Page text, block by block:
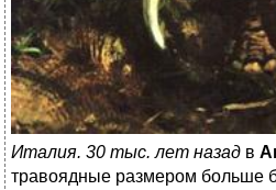
Италия. 30 тыс. лет назад в
травоядные размером больше